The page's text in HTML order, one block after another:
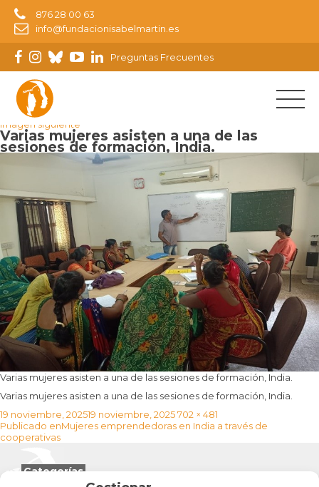
876 28 00 63
info@fundacionisabelmartin.es
Preguntas Frecuentes
Imagen anterior
Imagen siguiente
Varias mujeres asisten a una de las
sesiones de formación, India.
Varias mujeres asisten a una de las sesiones de formación, India.
Varias mujeres asisten a una de las sesiones de formación, India.
Publicado
el
19 noviembre, 202519 noviembre, 2025Tamaño
completo
702 × 481
Navegación
de
entradas
Publicado enMujeres emprendedoras en India a través de
cooperativas
Categorías